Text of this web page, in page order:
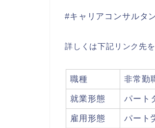
#キャリアコンサルタ
詳しくは下記リンク先
職種 非常勤
就業形態 パート
雇用形態 パート